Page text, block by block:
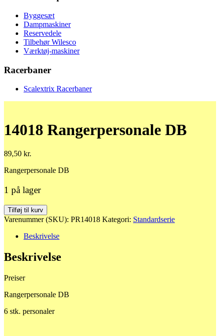
Byggesæt
Dampmaskiner
Reservedele
Tilbehør Wilesco
Værktøj-maskiner
Racerbaner
Scalextrix Racerbaner
14018 Rangerpersonale DB
89,50 kr.
Rangerpersonale DB
1 på lager
14018
Rangerpersonale
antal
Tilføj til kurv
Varenummer (SKU): PR14018 Kategori: Standardserie
Beskrivelse
Beskrivelse
Preiser
Rangerpersonale DB
6 stk. personaler